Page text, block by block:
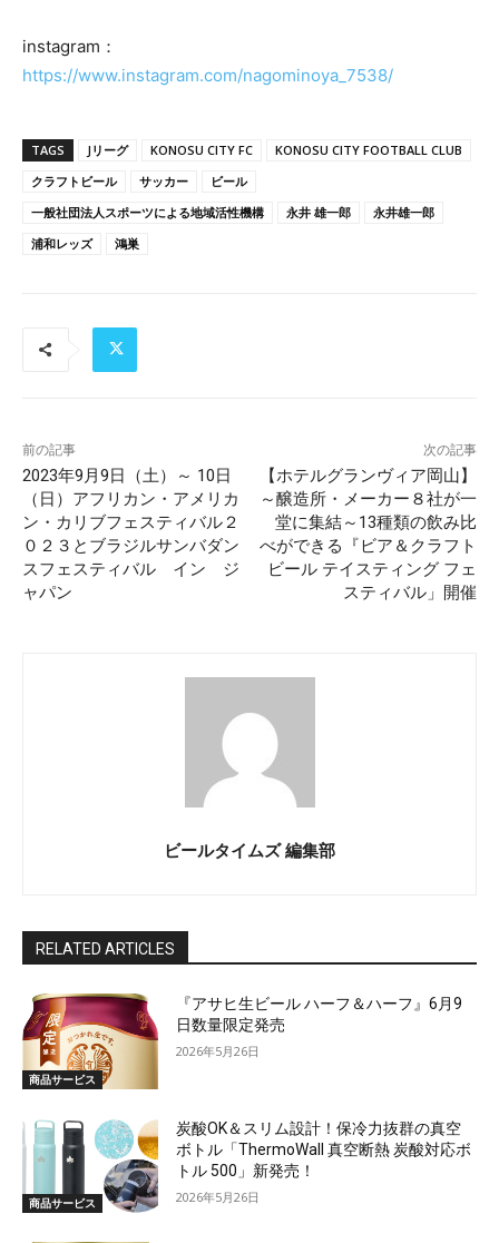
instagram：
https://www.instagram.com/nagominoya_7538/
TAGS Jリーグ KONOSU CITY FC
KONOSU CITY FOOTBALL CLUB
クラフトビール
サッカー
ビール
一般社団法人スポーツによる地域活性機構
永井 雄一郎
永井雄一郎
浦和レッズ
鴻巣
前の記事
2023年9月9日（土）～ 10日
（日）アフリカン・アメリカ
ン・カリブフェスティバル２
０２３とブラジルサンバダン
スフェスティバル イン ジ
ャパン
次の記事
【ホテルグランヴィア岡山】
～醸造所・メーカー８社が一
堂に集結～13種類の飲み比
べができる『ビア＆クラフト
ビール テイスティング フェ
スティバル」開催
ビールタイムズ 編集部
RELATED ARTICLES
商品サービス
『アサヒ生ビール ハーフ＆ハーフ』6月9
日数量限定発売
2026年5月26日
商品サービス
炭酸OK＆スリム設計！保冷力抜群の真空
ボトル「ThermoWall 真空断熱 炭酸対応ボ
トル 500」新発売！
2026年5月26日